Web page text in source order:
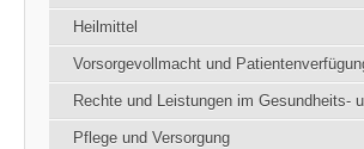
Heilmittel
Vorsorgevollmacht und
Rechte und Leistungen im Gesundheits-
Pflege und Versorgung